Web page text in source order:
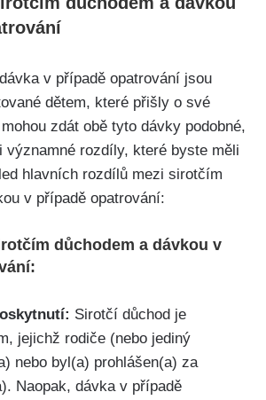
v případě opatrování jsou
dětem, které přišly o své
zdát obě tyto dávky podobné,
významné rozdíly, které byste měli
hlavních rozdílů mezi sirotčím
v případě opatrování:
důchodem a dávkou v
Sirotčí důchod je
jejichž rodiče (nebo jediný
nebo byl(a) prohlášen(a) za
Naopak, dávka v případě